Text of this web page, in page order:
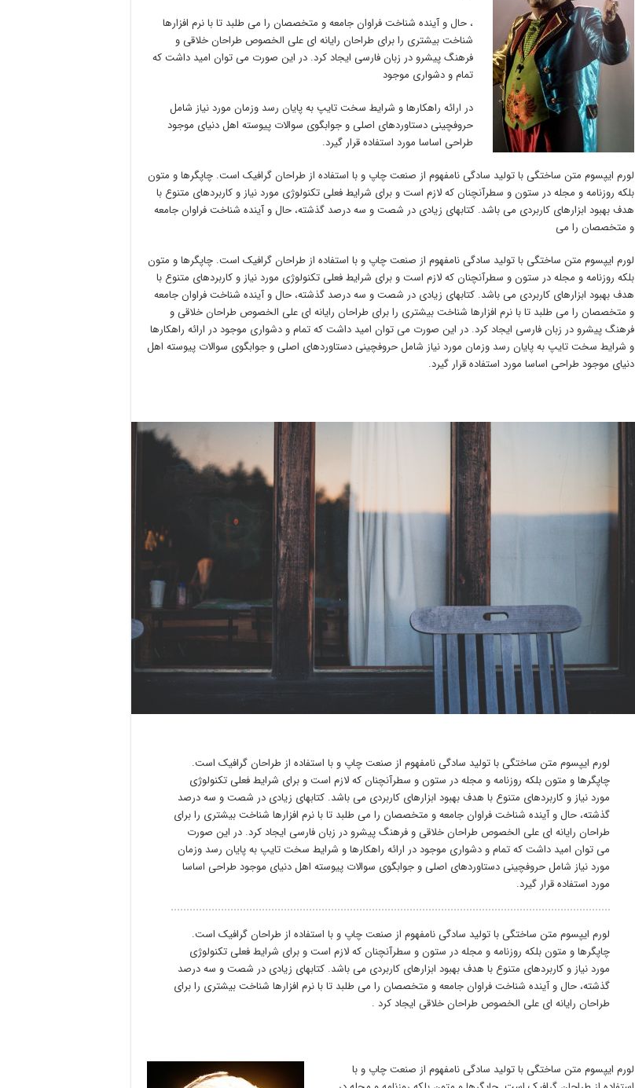
، حال و آینده شناخت فراوان جامعه و متخصصان را می طلبد تا با نرم افزارها
شناخت بیشتری را برای طراحان رایانه ای علی الخصوص طراحان خلاقی و
فرهنگ پیشرو در زبان فارسی ایجاد کرد. در این صورت می توان امید داشت که
تمام و دشواری موجود
در ارائه راهکارها و شرایط سخت تایپ به پایان رسد وزمان مورد نیاز شامل
حروفچینی دستاوردهای اصلی و جوابگوی سوالات پیوسته اهل دنیای موجود
طراحی اساسا مورد استفاده قرار گیرد.
لورم ایپسوم متن ساختگی با تولید سادگی نامفهوم از صنعت چاپ و با استفاده از طراحان گرافیک است. چاپگرها و متون
بلکه روزنامه و مجله در ستون و سطرآنچنان که لازم است و برای شرایط فعلی تکنولوژی مورد نیاز و کاربردهای متنوع با
هدف بهبود ابزارهای کاربردی می باشد. کتابهای زیادی در شصت و سه درصد گذشته، حال و آینده شناخت فراوان جامعه
و متخصصان را می
لورم ایپسوم متن ساختگی با تولید سادگی نامفهوم از صنعت چاپ و با استفاده از طراحان گرافیک است. چاپگرها و متون
بلکه روزنامه و مجله در ستون و سطرآنچنان که لازم است و برای شرایط فعلی تکنولوژی مورد نیاز و کاربردهای متنوع با
هدف بهبود ابزارهای کاربردی می باشد. کتابهای زیادی در شصت و سه درصد گذشته، حال و آینده شناخت فراوان جامعه
و متخصصان را می طلبد تا با نرم افزارها شناخت بیشتری را برای طراحان رایانه ای علی الخصوص طراحان خلاقی و
فرهنگ پیشرو در زبان فارسی ایجاد کرد. در این صورت می توان امید داشت که تمام و دشواری موجود در ارائه راهکارها
و شرایط سخت تایپ به پایان رسد وزمان مورد نیاز شامل حروفچینی دستاوردهای اصلی و جوابگوی سوالات پیوسته اهل
دنیای موجود طراحی اساسا مورد استفاده قرار گیرد.
لورم ایپسوم متن ساختگی با تولید سادگی نامفهوم از صنعت چاپ و با استفاده از طراحان گرافیک است.
چاپگرها و متون بلکه روزنامه و مجله در ستون و سطرآنچنان که لازم است و برای شرایط فعلی تکنولوژی
مورد نیاز و کاربردهای متنوع با هدف بهبود ابزارهای کاربردی می باشد. کتابهای زیادی در شصت و سه درصد
گذشته، حال و آینده شناخت فراوان جامعه و متخصصان را می طلبد تا با نرم افزارها شناخت بیشتری را برای
طراحان رایانه ای علی الخصوص طراحان خلاقی و فرهنگ پیشرو در زبان فارسی ایجاد کرد. در این صورت
می توان امید داشت که تمام و دشواری موجود در ارائه راهکارها و شرایط سخت تایپ به پایان رسد وزمان
مورد نیاز شامل حروفچینی دستاوردهای اصلی و جوابگوی سوالات پیوسته اهل دنیای موجود طراحی اساسا
مورد استفاده قرار گیرد.
لورم ایپسوم متن ساختگی با تولید سادگی نامفهوم از صنعت چاپ و با استفاده از طراحان گرافیک است.
چاپگرها و متون بلکه روزنامه و مجله در ستون و سطرآنچنان که لازم است و برای شرایط فعلی تکنولوژی
مورد نیاز و کاربردهای متنوع با هدف بهبود ابزارهای کاربردی می باشد. کتابهای زیادی در شصت و سه درصد
گذشته، حال و آینده شناخت فراوان جامعه و متخصصان را می طلبد تا با نرم افزارها شناخت بیشتری را برای
طراحان رایانه ای علی الخصوص طراحان خلاقی ایجاد کرد .
لورم ایپسوم متن ساختگی با تولید سادگی نامفهوم از صنعت چاپ و با